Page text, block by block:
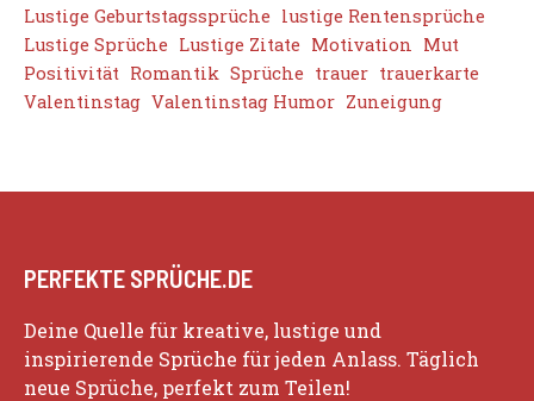
Lustige Geburtstagssprüche lustige Rentensprüche
Lustige Sprüche Lustige Zitate Motivation Mut
Positivität Romantik Sprüche trauer trauerkarte
Valentinstag Valentinstag Humor Zuneigung
PERFEKTE SPRÜCHE.DE
Deine Quelle für kreative, lustige und
inspirierende Sprüche für jeden Anlass. Täglich
neue Sprüche, perfekt zum Teilen!